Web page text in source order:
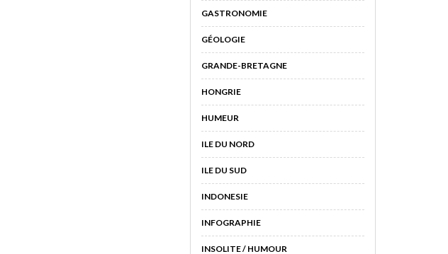
GASTRONOMIE
GÉOLOGIE
GRANDE-BRETAGNE
HONGRIE
HUMEUR
ILE DU NORD
ILE DU SUD
INDONESIE
INFOGRAPHIE
INSOLITE / HUMOUR